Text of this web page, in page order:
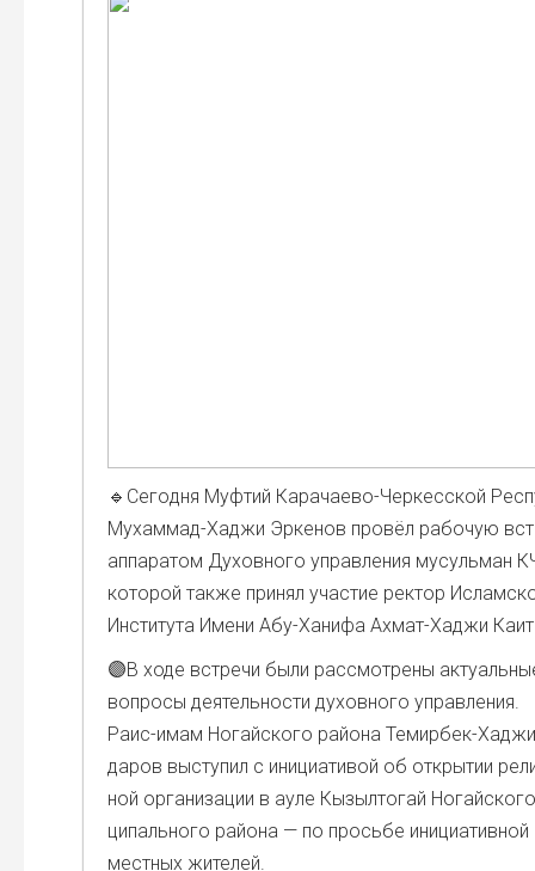
🔹Сего­дня Муф­тий Кара­чае­во-Чер­кес­ской
Мухам­мад-Хаджи Эрке­нов про­вёл рабо­чую
аппа­ра­том Духов­но­го управ­ле­ния мусуль­ман
кото­рой так­же при­нял уча­стие рек­тор
Инсти­ту­та Име­ни Абу-Хани­фа Ахмат-Хаджи
🟣В ходе встре­чи были рас­смот­ре­ны
вопро­сы дея­тель­но­сти духов­но­го управ­ле­ния.
Раис-имам Ногай­ско­го рай­о­на Темир­бек-
да­ров высту­пил с ини­ци­а­ти­вой об откры­тии
ной орга­ни­за­ции в ауле Кызы­л­то­гай
ци­паль­но­го рай­о­на — по прось­бе ини­ци­а­тив­ной
мест­ных жите­лей.